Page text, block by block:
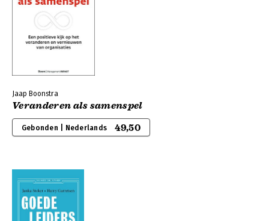
Jaap Boonstra
Veranderen als samenspel
Gebonden | Nederlands 49,50